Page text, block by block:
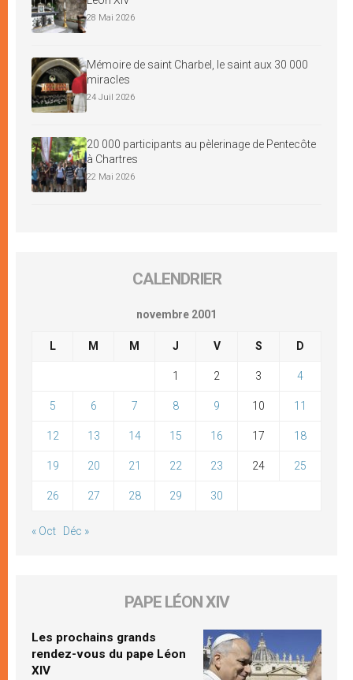
28 Mai 2026
Mémoire de saint Charbel, le saint aux 30 000
miracles
24 Juil 2026
20 000 participants au pèlerinage de Pentecôte
à Chartres
22 Mai 2026
CALENDRIER
novembre 2001
L M M J V S D
1 2 3 4
5 6 7 8 9 10 11
12 13 14 15 16 17 18
19 20 21 22 23 24 25
26 27 28 29 30
« Oct Déc »
PAPE LÉON XIV
Les prochains grands
rendez-vous du pape Léon
XIV